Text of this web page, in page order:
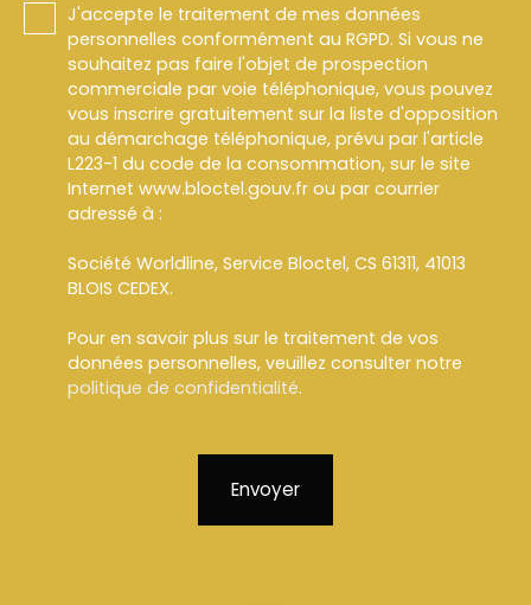
J'accepte le traitement de mes données
personnelles conformément au RGPD. Si vous ne
souhaitez pas faire l'objet de prospection
commerciale par voie téléphonique, vous pouvez
vous inscrire gratuitement sur la liste d'opposition
au démarchage téléphonique, prévu par l'article
L223-1 du code de la consommation, sur le site
Internet www.bloctel.gouv.fr ou par courrier
adressé à :
Société Worldline, Service Bloctel, CS 61311, 41013
BLOIS CEDEX.
Pour en savoir plus sur le traitement de vos
données personnelles, veuillez consulter notre
politique de confidentialité.
Envoyer